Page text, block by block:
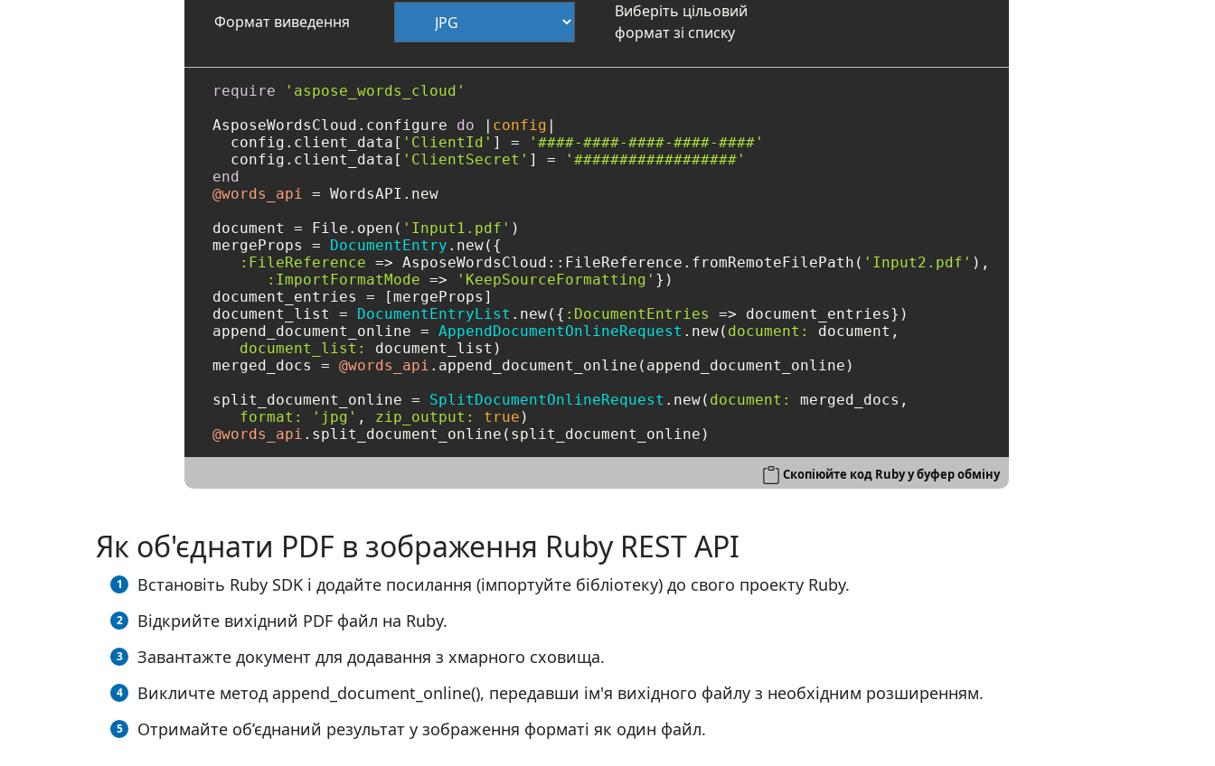
Формат виведення
Виберіть цільовий
формат зі списку
require
'aspose_words_cloud'
AsposeWordsCloud.configure do config
  config.client_data[
'ClientId' ] =
'####-####-####-####-####'
  config.client_data[
'ClientSecret' ] =
'##################'
end
@words_api = WordsAPI.new
document = File.open( 'Input1.pdf' )
mergeProps =
DocumentEntry .new({
:FileReference => AsposeWordsCloud::FileReference.fromRemoteFilePath( 'Input2.pdf' ),
:ImportFormatMode => 'KeepSourceFormatting' })
document_entries = [mergeProps]
document_list =
DocumentEntryList .new({ :DocumentEntries
=> document_entries})
append_document_online = AppendDocumentOnlineRequest .new( document:
document,
document_list:
document_list)
merged_docs = @words_api .append_document_online(append_document_online)
split_document_online = SplitDocumentOnlineRequest .new( document:
merged_docs,
format:
'jpg' , zip_output: true
@words_api
Скопіюйте код Ruby у буфер обміну
Як об'єднати PDF в зображення Ruby REST API
Встановіть Ruby SDK і додайте посилання (імпортуйте бібліотеку) до свого проекту Ruby.
Відкрийте вихідний PDF файл на Ruby.
Завантажте документ для додавання з хмарного сховища.
Викличте метод append_document_online(), передавши ім'я вихідного файлу з необхідним розширенням.
Отримайте об’єднаний результат у зображення форматі як один файл.